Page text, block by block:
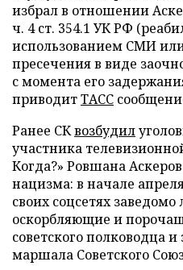
избрал в отношении
ч. 4 ст. 354.1 УК РФ
использованием СМИ
пресечения в виде
с момента его
приводитТАСС
Ранее СКвозбудил
участника
Когда?» Ровшана
нацизма: в начале
своих соцсетях
оскорбляющие и
советского полководца
маршала Советского